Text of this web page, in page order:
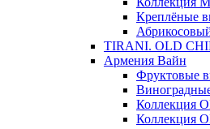
Креплёные
TIRANI. OLD
Армения Вайн
Фруктовые
Коллекция
Коллекция